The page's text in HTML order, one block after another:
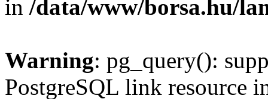
in /data/www/borsa.hu/
Warning: pg_query():
PostgreSQL link resource